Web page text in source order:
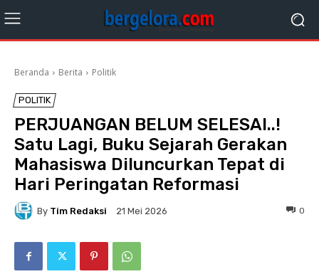
Beranda Berita Politik
POLITIK
PERJUANGAN BELUM SELESAI..!
Satu Lagi, Buku Sejarah Gerakan
Mahasiswa Diluncurkan Tepat di
Hari Peringatan Reformasi
By Tim Redaksi 21 Mei 2026 0